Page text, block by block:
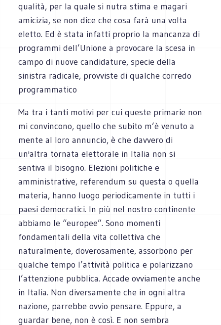
qualità, per la quale si nutra stima e magari
amicizia, se non dice che cosa farà una volta
eletto. Ed è stata infatti proprio la mancanza di
programmi dell’Unione a provocare la scesa in
campo di nuove candidature, specie della
sinistra radicale, provviste di qualche corredo
programmatico
Ma tra i tanti motivi per cui queste primarie non
mi convincono, quello che subito m’è venuto a
mente al loro annuncio, è che davvero di
un'altra tornata elettorale in Italia non si
sentiva il bisogno. Elezioni politiche e
amministrative, referendum su questa o quella
materia, hanno luogo periodicamente in tutti i
paesi democratici. In più nel nostro continente
abbiamo le “europee”. Sono momenti
fondamentali della vita collettiva che
naturalmente, doverosamente, assorbono per
qualche tempo l’attività politica e polarizzano
l’attenzione pubblica. Accade ovviamente anche
in Italia. Non diversamente che in ogni altra
nazione, parrebbe ovvio pensare. Eppure, a
guardar bene, non è così. E non sembra